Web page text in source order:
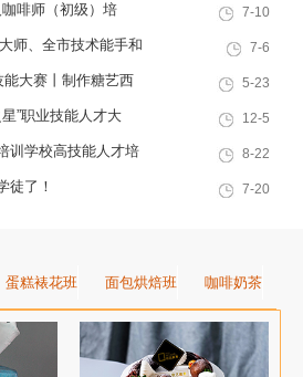
十余载，致力于培养兼具社会责任
感与创新思维的复合型行业高技能
人才，是集技能培训、证书认定、
啡师（初级）培
动
7-10
师、全市技术能手和
出炉，重庆欧艺职业
榜上有名！
7-6
能大赛丨制作糖艺西
5-23
”职业技能人才大
网营销师第一名
12-5
训学校高技能人才培
会议简报
8-22
徒了！ 7-20
蛋糕裱花班 面包烘焙班 咖啡奶茶